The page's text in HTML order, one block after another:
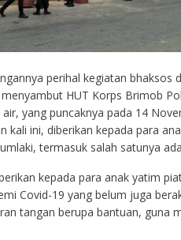
perihal kegiatan bhaksos
HUT Korps Brimob
yang puncaknya pada 14
kali ini, diberikan kepada para
termasuk salah satunya
kepada para anak yatim
Covid-19 yang belum juga
tangan berupa bantuan, guna